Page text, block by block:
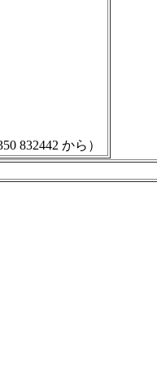
832442 から）